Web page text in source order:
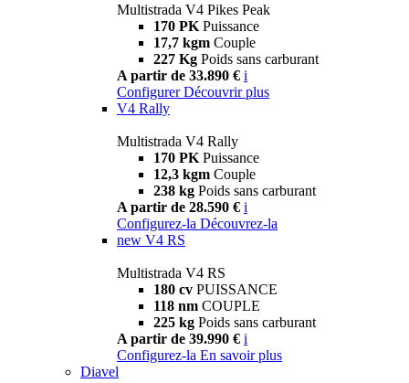
Multistrada V4 Pikes Peak
170 PK Puissance
17,7 kgm Couple
227 Kg Poids sans carburant
A partir de 33.890 € i
Configurer Découvrir plus
V4 Rally
Multistrada V4 Rally
170 PK Puissance
12,3 kgm Couple
238 kg Poids sans carburant
A partir de 28.590 € i
Configurez-la Découvrez-la
new V4 RS
Multistrada V4 RS
180 cv PUISSANCE
118 nm COUPLE
225 kg Poids sans carburant
A partir de 39.990 € i
Configurez-la En savoir plus
Diavel